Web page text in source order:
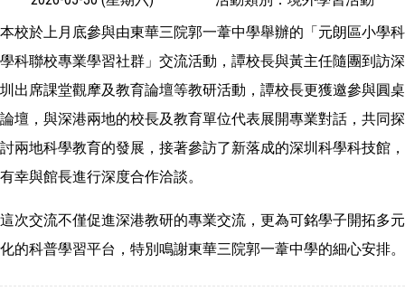
本校於上月底參與由東華三院郭一葦中學舉辦的「元朗區小學科
學科聯校專業學習社群」交流活動，譚校長與黃主任隨團到訪深
圳出席課堂觀摩及教育論壇等教研活動，譚校長更獲邀參與圓桌
論壇，與深港兩地的校長及教育單位代表展開專業對話，共同探
討兩地科學教育的發展，接著參訪了新落成的深圳科學科技館，
有幸與館長進行深度合作洽談。
這次交流不僅促進深港教研的專業交流，更為可銘學子開拓多元
化的科普學習平台，特別鳴謝東華三院郭一葦中學的細心安排。